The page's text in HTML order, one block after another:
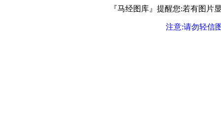
『马经图库』提醒您:若有图片
注意:请勿轻信